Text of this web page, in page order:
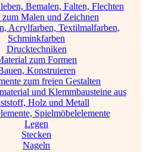
Bemalen, Falten, Flechten
zum Malen und Zeichnen
Acrylfarben, Textilmalfarben,
Schminkfarben
Drucktechniken
zum Formen
Konstruieren
zum freien Gestalten
und Klemmbausteine aus
Holz und Metall
Spielmöbelelemente
Legen
Stecken
Nageln